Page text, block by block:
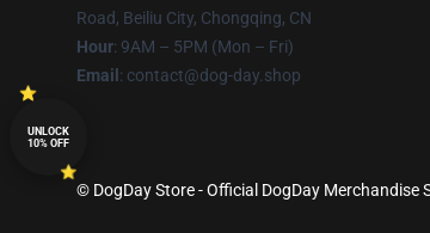
Road, Beiliu City, Chongqing, CN
Hour: 9AM – 5PM (Mon – Fri)
Email : contact@dog-day.shop
© DogDay Store - Official DogDay Merchandise
UNLOCK
10% OFF